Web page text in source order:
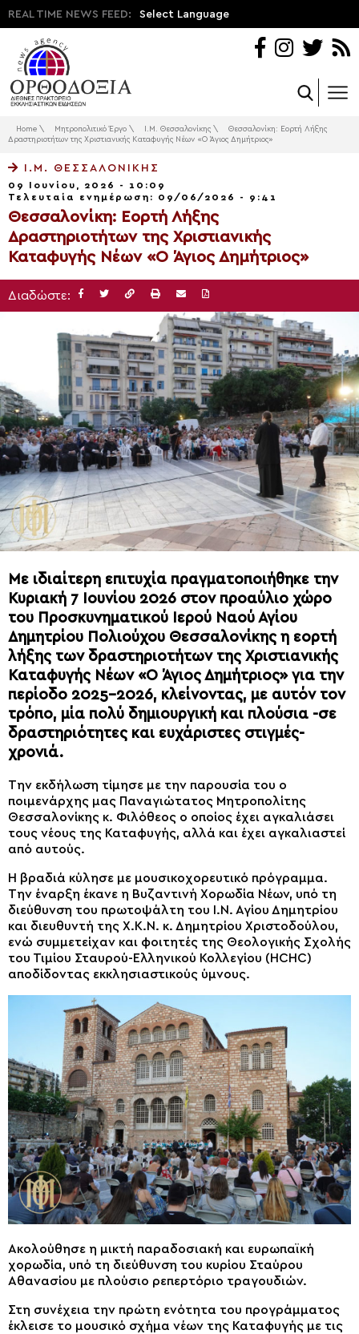
REAL TIME NEWS FEED: Select Language
Home \ Μητροπολιτικό Έργο \ Ι.Μ. Θεσσαλονίκης \
Θεσσαλονίκη: Εορτή Λήξης
Δραστηριοτήτων της Χριστιανικής Καταφυγής Νέων «Ο Άγιος Δημήτριος»
Ι.Μ. ΘΕΣΣΑΛΟΝΊΚΗΣ
09 Ιουνίου, 2026 - 10:09
Τελευταία ενημέρωση: 09/06/2026 - 9:41
Θεσσαλονίκη: Εορτή Λήξης
Δραστηριοτήτων της Χριστιανικής
Καταφυγής Νέων «Ο Άγιος Δημήτριος»
Διαδώστε:
Με ιδιαίτερη επιτυχία πραγματοποιήθηκε την
Κυριακή 7 Ιουνίου 2026 στον προαύλιο χώρο
του Προσκυνηματικού Ιερού Ναού Αγίου
Δημητρίου Πολιούχου Θεσσαλονίκης η εορτή
λήξης των δραστηριοτήτων της Χριστιανικής
Καταφυγής Νέων «Ο Άγιος Δημήτριος» για την
περίοδο 2025-2026, κλείνοντας, με αυτόν τον
τρόπο, μία πολύ δημιουργική και πλούσια -σε
δραστηριότητες και ευχάριστες στιγμές-
χρονιά.
Την εκδήλωση τίμησε με την παρουσία του ο
ποιμενάρχης μας Παναγιώτατος Μητροπολίτης
Θεσσαλονίκης κ. Φιλόθεος ο οποίος έχει αγκαλιάσει
τους νέους της Καταφυγής, αλλά και έχει αγκαλιαστεί
από αυτούς.
Η βραδιά κύλησε με μουσικοχορευτικό πρόγραμμα.
Την έναρξη έκανε η Βυζαντινή Χορωδία Νέων, υπό τη
διεύθυνση του πρωτοψάλτη του Ι.Ν. Αγίου Δημητρίου
και διευθυντή της Χ.Κ.Ν. κ. Δημητρίου Χριστοδούλου,
ενώ συμμετείχαν και φοιτητές της Θεολογικής Σχολής
του Τιμίου Σταυρού-Ελληνικού Κολλεγίου (HCHC)
αποδίδοντας εκκλησιαστικούς ύμνους.
Ακολούθησε η μικτή παραδοσιακή και ευρωπαϊκή
χορωδία, υπό τη διεύθυνση του κυρίου Σταύρου
Αθανασίου με πλούσιο ρεπερτόριο τραγουδιών.
Στη συνέχεια την πρώτη ενότητα του προγράμματος
έκλεισε το μουσικό σχήμα νέων της Καταφυγής με τις